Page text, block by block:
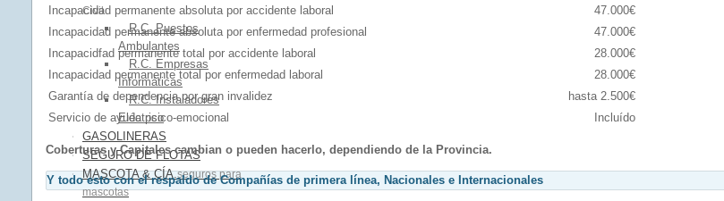
Civil
R.C. Puestos
Ambulantes
R.C. Empresas
Informáticas
R.C. Instaladores
Eléctrico
GASOLINERAS
SEGURO DE FLOTAS
MASCOTA & CÍA.seguros para
mascotas
Incapacidad permanente absoluta por accidente laboral
47.000€
Incapacidad permanente absoluta por enfermedad profesional
47.000€
Incapacidfad permanente total por accidente laboral
28.000€
Incapacidad permanente total por enfermedad laboral
28.000€
Garantía de dependencia por gran invalidez
hasta 2.500€
Servicio de ayuda psico-emocional
Incluído
Coberturas y Capitales cambian o pueden hacerlo, dependiendo de la Provincia.
Y todo esto con el respaldo de Compañías de primera línea, Nacionales e Internacionales